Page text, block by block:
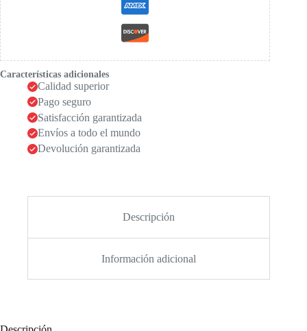
Características adicionales
Calidad superior
Pago seguro
Satisfacción garantizada
Envíos a todo el mundo
Devolución garantizada
Descripción
Información adicional